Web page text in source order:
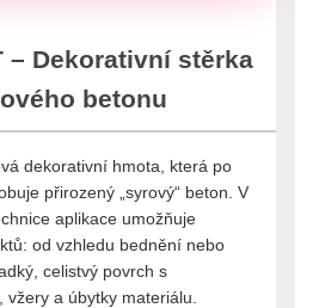
– Dekorativní stěrka
betonu
dekorativní hmota, která po
přirozený „syrový“ beton. V
aplikace umožňuje
od vzhledu bednění nebo
celistvý povrch s
a úbytky materiálu.